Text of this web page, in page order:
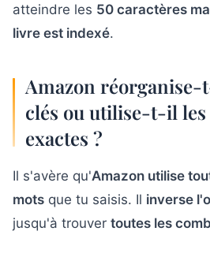
atteindre les 50 caractères
livre est indexé.
Amazon
clés ou utilise-t-il les
exactes ?
Il s'avère qu'Amazon utilise
mots que tu saisis. Il inverse
jusqu'à trouver toutes les